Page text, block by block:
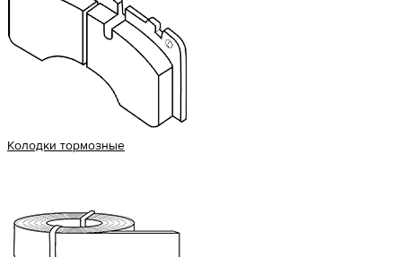
Колодки тормозные